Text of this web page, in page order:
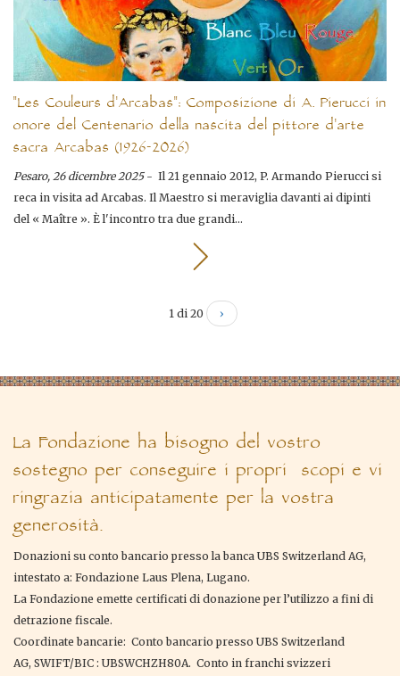
"Les Couleurs d'Arcabas": Composizione di A. Pierucci in
onore del Centenario della nascita del pittore d'arte
sacra Arcabas (1926-2026)
Pesaro, 26 dicembre 2025- Il 21 gennaio 2012, P. Armando Pierucci si
reca in visita ad Arcabas. Il Maestro si meraviglia davanti ai dipinti
del « Maître ». È l'incontro tra due grandi...
1 di 20 ›
La Fondazione ha bisogno del vostro
sostegno per conseguire i propri scopi e vi
ringrazia anticipatamente per la vostra
generosità.
Donazioni su conto bancario presso la banca UBS Switzerland AG,
intestato a: Fondazione Laus Plena, Lugano.
La Fondazione emette certificati di donazione per l’utilizzo a fini di
detrazione fiscale.
Coordinate bancarie: Conto bancario presso UBS Switzerland
AG, SWIFT/BIC : UBSWCHZH80A. Conto in franchi svizzeri